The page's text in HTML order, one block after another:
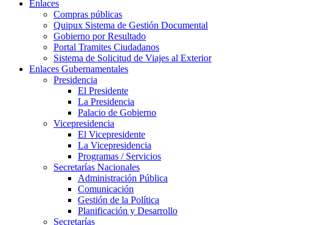
Enlaces
Compras públicas
Quipux Sistema de Gestión Documental
Gobierno por Resultado
Portal Tramites Ciudadanos
Sistema de Solicitud de Viajes al Exterior
Enlaces Gubernamentales
Presidencia
El Presidente
La Presidencia
Palacio de Gobierno
Vicepresidencia
El Vicepresidente
La Vicepresidencia
Programas / Servicios
Secretarías Nacionales
Administración Pública
Comunicación
Gestión de la Política
Planificación y Desarrollo
Secretarías